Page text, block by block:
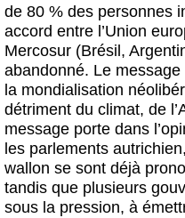
de 80 % des personnes
accord entre l’Union
Mercosur (Brésil,
abandonné. Le
la mondialisation
détriment du climat, de
message porte dans
les parlements
wallon se sont déjà
tandis que plusieurs
sous la pression, à